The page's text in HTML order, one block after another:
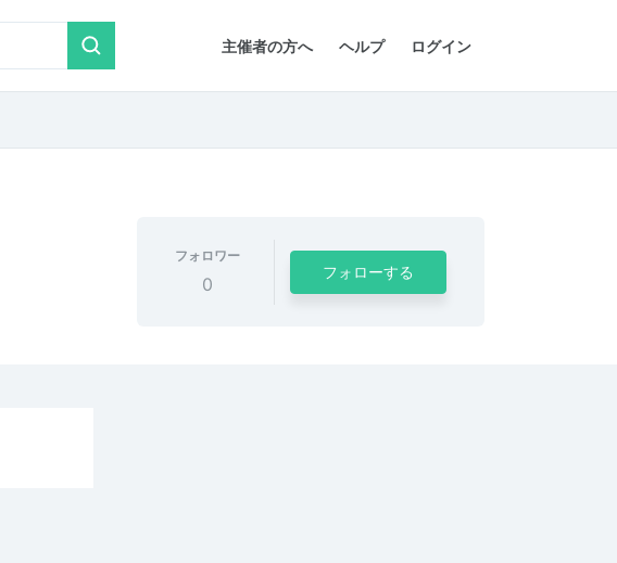
主催者の方へ ヘルプ ログイン
フォロワー
0
フォローする